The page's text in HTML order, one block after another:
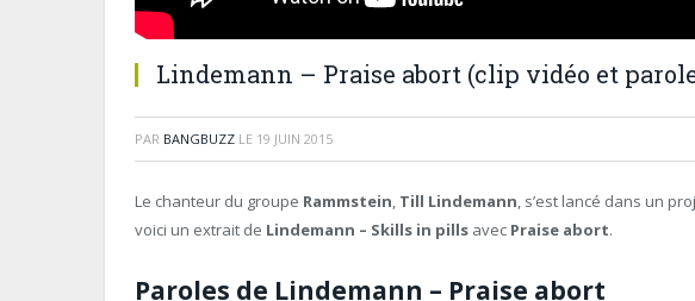
Lindemann – Praise abort (clip vidéo et
PAR BANGBUZZ LE 19 JUIN 2015
Le chanteur du groupe Rammstein, Till Lindemann, s’est lancé dans un
voici un extrait de Lindemann – Skills in pills avec Praise abort.
Paroles de Lindemann – Praise abort